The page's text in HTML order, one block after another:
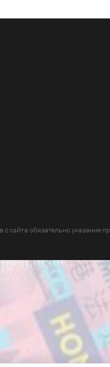
сайта обязательно указание